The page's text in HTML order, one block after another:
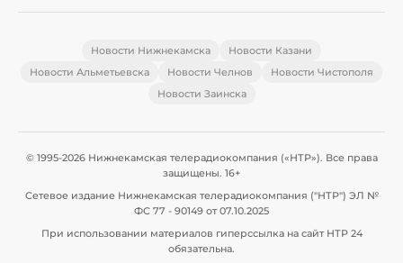
Новости Нижнекамска
Новости Казани
Новости Альметьевска
Новости Челнов
Новости Чистополя
Новости Заинска
© 1995-2026 Нижнекамская телерадиокомпания («НТР»). Все права
защищены. 16+
Сетевое издание Нижнекамская телерадиокомпания ("НТР") ЭЛ №
ФС 77 - 90149 от 07.10.2025
При использовании материалов гиперссылка на сайт НТР 24
обязательна.